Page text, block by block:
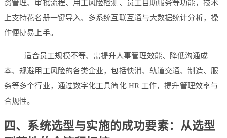
资管理、审批流程、用工风险检测、员工自助服务等功能，技术
上支持花名册一键导入、多系统互联互通与大数据统计分析，操
作便捷易上手。
适合员工规模不等、需提升人事管理效能、降低沟通成
本、规避用工风险的各类企业，包括快消、轨道交通、制造、服
务等多个行业，通过数字化工具简化 HR 工作，提升管理效率与
合规性。
四、系统选型与实施的成功要素：从选型